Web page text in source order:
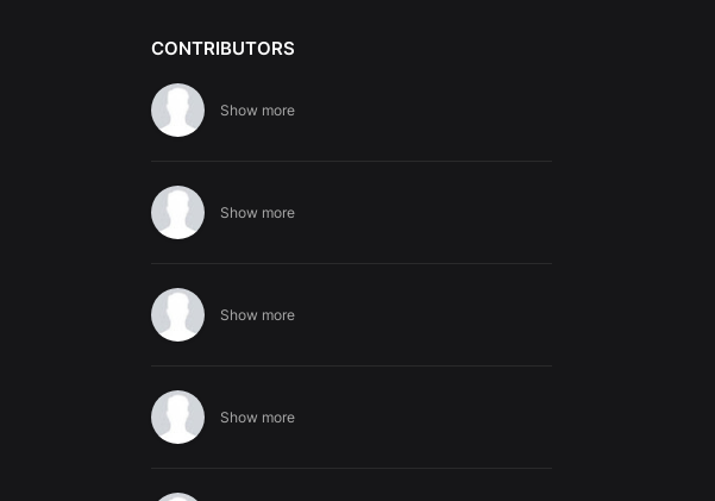
CONTRIBUTORS
Show more
Show more
Show more
Show more